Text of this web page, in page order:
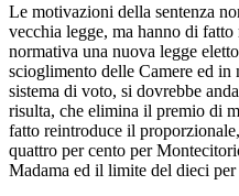
Le motivazioni della sentenza
vecchia legge, ma hanno di
normativa una nuova legge
scioglimento delle Camere ed in
sistema di voto, si dovrebbe
risulta, che elimina il premio di
fatto reintroduce il
quattro per cento per
Madama ed il limite del dieci